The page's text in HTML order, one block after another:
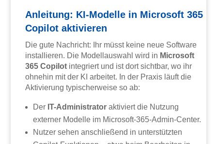
Anleitung: KI-Modelle in Microsoft 365
Copilot aktivieren
Die gute Nachricht: Ihr müsst keine neue Software
installieren. Die Modellauswahl wird in Microsoft
365 Copilot integriert und ist dort sichtbar, wo ihr
ohnehin mit der KI arbeitet. In der Praxis läuft die
Aktivierung typischerweise so ab:
Der IT-Administrator aktiviert die Nutzung
externer Modelle im Microsoft-365-Admin-Center.
Nutzer sehen anschließend in unterstützten